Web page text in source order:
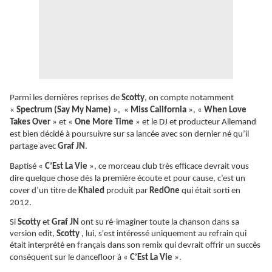
Parmi les dernières reprises de Scotty, on compte notamment
« Spectrum (Say My Name) », « Miss California », « When Love
Takes Over » et « One More Time » et le DJ et producteur Allemand
est bien décidé à poursuivre sur sa lancée avec son dernier né qu’il
partage avec Graf JN.
Baptisé « C’Est La Vie », ce morceau club très efficace devrait vous
dire quelque chose dès la première écoute et pour cause, c’est un
cover d’un titre de Khaled produit par RedOne qui était sorti en
2012.
Si Scotty et Graf JN ont su ré-imaginer toute la chanson dans sa
version edit, Scotty , lui, s'est intéressé uniquement au refrain qui
était interprété en français dans son remix qui devrait offrir un succès
conséquent sur le dancefloor à « C’Est La Vie ».